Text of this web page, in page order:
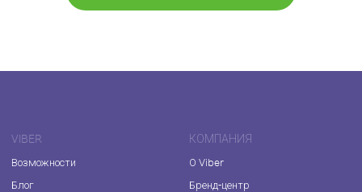
VIBER
Возможности
Блог
КОМПАНИЯ
О Viber
Бренд-центр